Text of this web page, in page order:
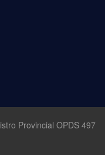
Provincial OPDS 497